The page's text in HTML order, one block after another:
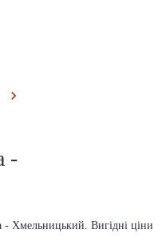
-
- Хмельницький. Вигідні ціни